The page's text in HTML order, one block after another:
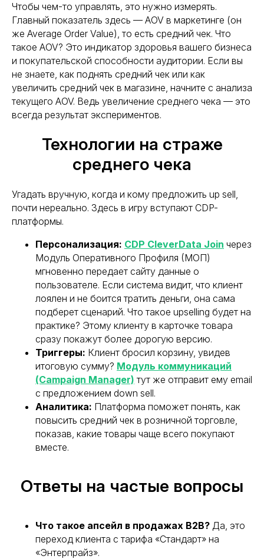
Чтобы чем-то управлять, это нужно измерять.
Главный показатель здесь — AOV в маркетинге (он
же Average Order Value), то есть средний чек. Что
такое AOV? Это индикатор здоровья вашего бизнеса
и покупательской способности аудитории. Если вы
не знаете, как поднять средний чек или как
увеличить средний чек в магазине, начните с анализа
текущего AOV. Ведь увеличение среднего чека — это
всегда результат экспериментов.
Технологии на страже
среднего чека
Угадать вручную, когда и кому предложить up sell,
почти нереально. Здесь в игру вступают CDP-
платформы.
Персонализация: CDP CleverData Join через
Модуль Оперативного Профиля (МОП)
мгновенно передает сайту данные о
пользователе. Если система видит, что клиент
лоялен и не боится тратить деньги, она сама
подберет сценарий. Что такое upselling будет на
практике? Этому клиенту в карточке товара
сразу покажут более дорогую версию.
Триггеры: Клиент бросил корзину, увидев
итоговую сумму? Модуль коммуникаций
(Campaign Manager) тут же отправит ему email
с предложением down sell.
Аналитика: Платформа поможет понять, как
повысить средний чек в розничной торговле,
показав, какие товары чаще всего покупают
вместе.
Ответы на частые вопросы
Что такое апсейл в продажах B2B? Да, это
переход клиента с тарифа «Стандарт» на
«Энтерпрайз».